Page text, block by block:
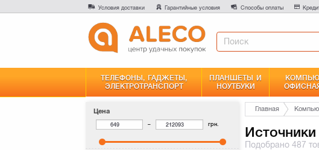
Условия доставки Гарантийные условия Способы оплаты
ТЕЛЕФОНЫ, ГАДЖЕТЫ,
ЭЛЕКТРОТРАНСПОРТ
ПЛАНШЕТЫ И
НОУТБУКИ
Цена
– грн.
Главная
Подобрано487